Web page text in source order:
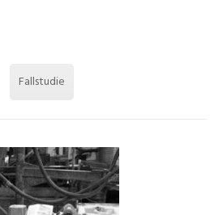
Fallstudie